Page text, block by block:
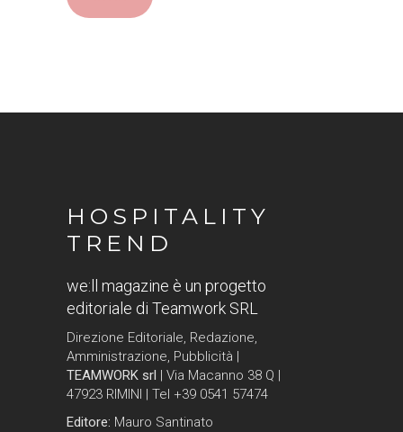
HOSPITALITY
TREND
we:ll magazine è un progetto
editoriale di Teamwork SRL
Direzione Editoriale, Redazione,
Amministrazione, Pubblicità |
TEAMWORK srl | Via Macanno 38 Q |
47923 RIMINI | Tel +39 0541 57474
Editore: Mauro Santinato